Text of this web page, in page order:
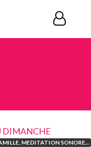
DIMANCHE
MEDITATION SONORE...